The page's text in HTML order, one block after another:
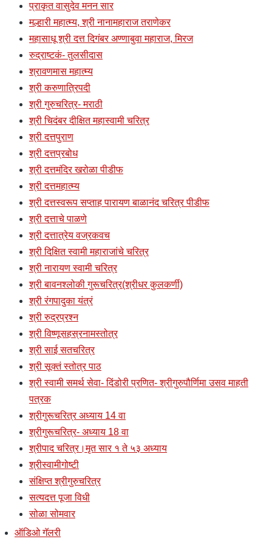
प्राकृत वासुदेव मनन सार
मल्हारी महात्म्य, श्री नानामहाराज तराणेकर
महासाधू श्री दत्त दिगंबर अण्णाबुवा महाराज, मिरज
रुद्राष्टकं- तुलसीदास
श्रावणमास महात्म्य
श्री करुणात्रिपदी
श्री गुरुचरित्र- मराठी
श्री चिदंबर दीक्षित महास्वामी चरित्र
श्री दत्तपुराण
श्री दत्तप्रबोध
श्री दत्तमंदिर खरोळा पीडीफ
श्री दत्तमहात्म्य
श्री दत्तस्वरूप सप्ताह पारायण बाळानंद चरित्र पीडीफ
श्री दत्ताचे पाळणे
श्री दत्तात्रेय वज्रकवच
श्री दिक्षित स्वामी महाराजांचे चरित्र
श्री नारायण स्वामी चरित्र
श्री बावनश्लोकी गुरूचरित्र(श्रीधर कुलकर्णी)
श्री रंगपादुका यंत्रं
श्री रुद्रप्रश्न
श्री विष्णूसहस्रनामस्तोत्र
श्री साई सतचरित्र
श्री सूक्तं स्तोत्र पाठ
श्री स्वामी समर्थ सेवा- दिंडोरी प्रणित- श्रीगुरुपौर्णिमा उसव माहती
पत्रक
श्रीगुरूचरित्र अध्याय 14 वा
श्रीगुरूचरित्र- अध्याय 18 वा
श्रीपाद चरित्र।मृत सार १ ते ५३ अध्याय
श्रीस्वामीगोष्टी
संक्षिप्त श्रीगुरुचरित्र
सत्यदत्त पूजा विधी
सोळा सोमवार
ऑडिओ गॅलरी